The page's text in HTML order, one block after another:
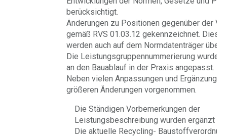
berücksichtigt.
Änderungen zu Positionen gegenüber der
gemäß RVS 01.03.12 gekennzeichnet. Diese
werden auch auf dem Normdatenträger
Die Leistungsgruppennummerierung wurde
an den Bauablauf in der Praxis angepasst.
Neben vielen Anpassungen und
größeren Änderungen vorgenommen.
Die Ständigen Vorbemerkungen der
Leistungsbeschreibung wurden ergänzt
Die aktuelle Recycling-